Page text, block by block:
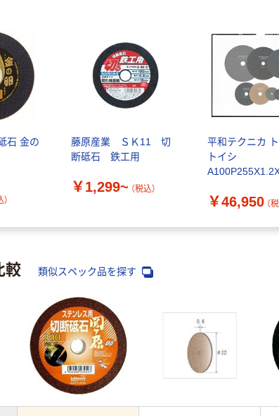
石 金の
）
藤原産業 ＳＫ11 切
断砥石 鉄工用
￥1,299~ （税込）
平和テクニカ
トイシ
￥46,950 （
較 類似スペック品を探す